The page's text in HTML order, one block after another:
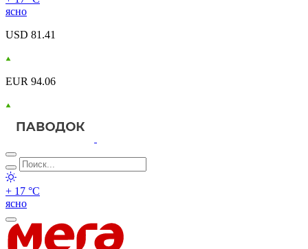
ясно
USD 81.41
EUR 94.06
+ 17 °С
ясно